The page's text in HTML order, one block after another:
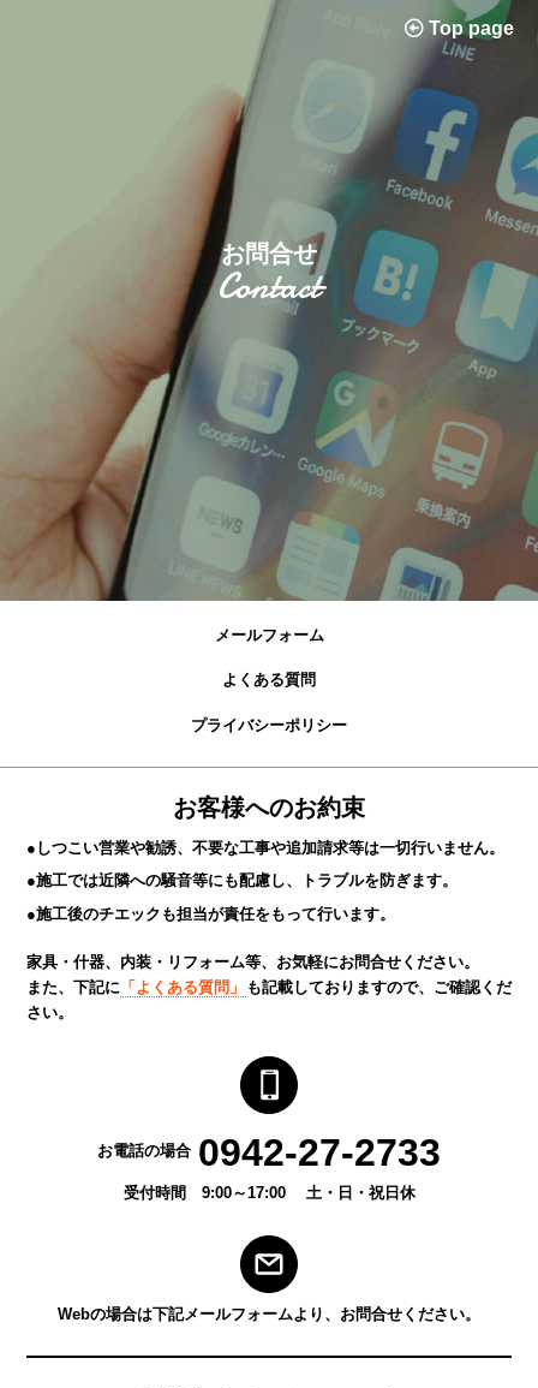
Top page
お問合せ
Contact
メールフォーム
よくある質問
プライバシーポリシー
お客様へのお約束
●しつこい営業や勧誘、不要な工事や追加請求等は一切行いません。
●施工では近隣への騒音等にも配慮し、トラブルを防ぎます。
●施工後のチエックも担当が責任をもって行います。
家具・什器、内装・リフォーム等、お気軽にお問合せください。
また、下記に 「よくある質問」
も記載しておりますので、ご確認くだ
さい。
お電話の場合 0942-27-2733
受付時間 9:00～17:00 土・日・祝日休
Webの場合は下記メールフォームより、お問合せください。